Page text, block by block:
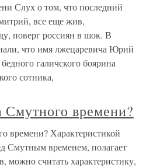
Слух о том, что последний
все еще жив,
поверг россиян в шок. В
что имя лжецаревича Юрий
галичского боярина
сотника,
времени?
времени? Характеристикой
Смутным временем, полагает
можно считать характеристику,